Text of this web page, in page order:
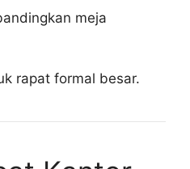
meja
rapat formal besar.